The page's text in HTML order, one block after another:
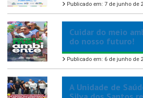
Publicado em: 7 de junho de
Cuidar do meio
do nosso futuro!
Publicado em: 6 de junho de
A Unidade de